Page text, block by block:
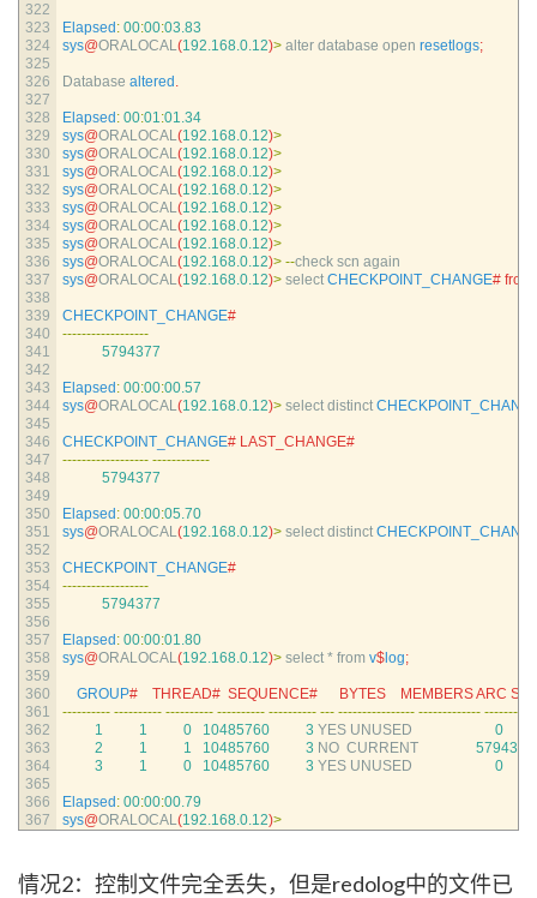
322
323
324
325
326
327
328
329
330
331
332
333
334
335
336
337
338
339
340
341
342
343
344
345
346
347
348
349
350
351
352
353
354
355
356
357
358
359
360
361
362
363
364
365
366
367
Elapsed : 00:00:03.83
sys@ORALOCAL(192.168.0.12)> alter database open resetlogs;
Database altered .
Elapsed : 00:01:01.34
sys@ORALOCAL(192.168.0.12)>
sys@ORALOCAL(192.168.0.12)>
sys@ORALOCAL(192.168.0.12)>
sys@ORALOCAL(192.168.0.12)>
sys@ORALOCAL(192.168.0.12)>
sys@ORALOCAL(192.168.0.12)>
sys@ORALOCAL(192.168.0.12)>
sys@ORALOCAL(192.168.0.12)> --check scn again
sys@ORALOCAL(192.168.0.12)> select CHECKPOINT_CHANGE#
CHECKPOINT_CHANGE#
------------------
5794377
Elapsed : 00:00:00.57
sys@ORALOCAL(192.168.0.12)> select distinct
CHECKPOINT_CHANGE# LAST_CHANGE#
------------------ ------------
5794377
Elapsed : 00:00:05.70
sys@ORALOCAL(192.168.0.12)> select distinct
CHECKPOINT_CHANGE#
------------------
5794377
Elapsed : 00:00:01.80
sys@ORALOCAL(192.168.0.12)> select * from v$ log;
GROUP#    THREAD#  SEQUENCE#      BYTES    MEMBERS ARC
---------- ---------- ---------- ---------- ---------- --- ---------------- ------------- --------
1
1 0 10485760 3 YES UNUSED
0
2
1 1 10485760 3 NO CURRENT
5794376
3
1 0 10485760 3 YES UNUSED 0
Elapsed : 00:00:00.79
sys@ORALOCAL(192.168.0.12)>
情况2：控制文件完全丢失，但是redolog中的文件已